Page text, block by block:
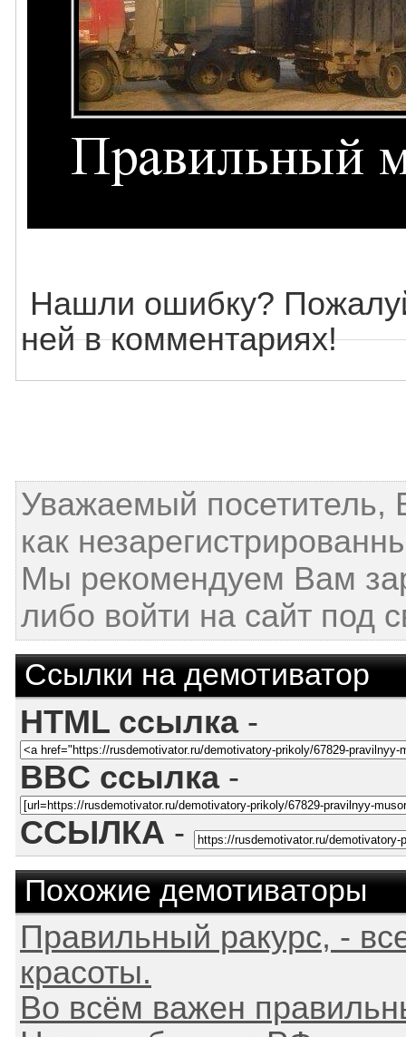
Нашли ошибку?
ней в комментариях!
Уважаемый посетитель,
как
Мы рекомендуем Вам
либо войти на сайт под
Ссылки на демотиватор
HTML ссылка-
BBC ссылка-
ССЫЛКА -
Похожие демотиваторы
Правильный ракурс, -
красоты.
Во всём важен